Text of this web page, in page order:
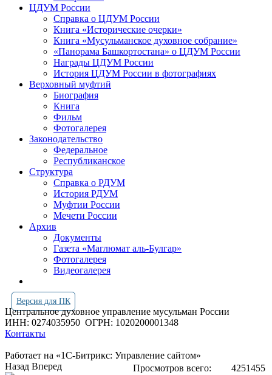
ЦДУМ России
Справка о ЦДУМ России
Книга «Исторические очерки»
Книга «Мусульманское духовное собрание»
«Панорама Башкортостана» о ЦДУМ России
Награды ЦДУМ России
История ЦДУМ России в фотографиях
Верховный муфтий
Биография
Книга
Фильм
Фотогалерея
Законодательство
Федеральное
Республиканское
Структура
Справка о РДУМ
История РДУМ
Муфтии России
Мечети России
Архив
Документы
Газета «Маглюмат аль-Булгар»
Фотогалерея
Видеогалерея
Версия для ПК
Центральное духовное управление мусульман России
ИНН: 0274035950 ОГРН: 1020200001348
Контакты
Работает на «1С-Битрикс: Управление сайтом»
Просмотров всего:
4251455
Назад Вперед